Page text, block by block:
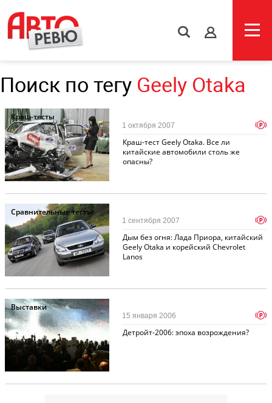
s
Поиск по тегу Geely Otaka
Краш-тесты
Краш-тест Geely Otaka. Все ли
китайские автомобили столь же
опасны?
1 октября 2007 p
Сравнительные тесты
Дым без огня: Лада Приора, китайский
Geely Otaka и корейский Chevrolet
Lanos
1 сентября 2007 p
Выставки
Детройт-2006: эпоха возрождения?
15 января 2006 p